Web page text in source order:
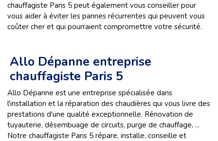
chauffagiste Paris 5 peut également vous conseiller pour
vous aider à éviter les pannes récurrentes qui peuvent vous
coûter cher et qui pourraient compromettre votre sécurité.
Allo Dépanne entreprise
chauffagiste Paris 5
Allo Dépanne est une entreprise spécialisée dans
l'installation et la réparation des chaudières qui vous livre des
prestations d'une qualité exceptionnelle. Rénovation de
tuyauterie, désembuage de circuits, purge de chauffage, ...
Notre chauffagiste Paris 5 répare, installe, conseille et